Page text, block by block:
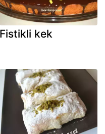
Fistikli kek